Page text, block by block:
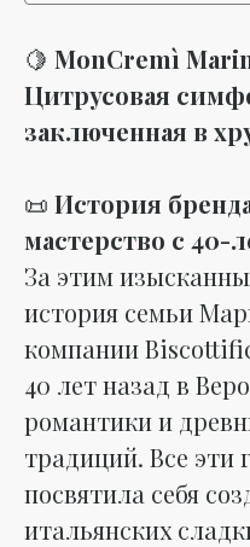
🍋 MonCremì
Цитрусовая
заключенная в
📜 История
мастерство с 40-
За этим
история семьи
компании
40 лет назад в
романтики и
традиций. Все эти
посвятила себя
итальянских